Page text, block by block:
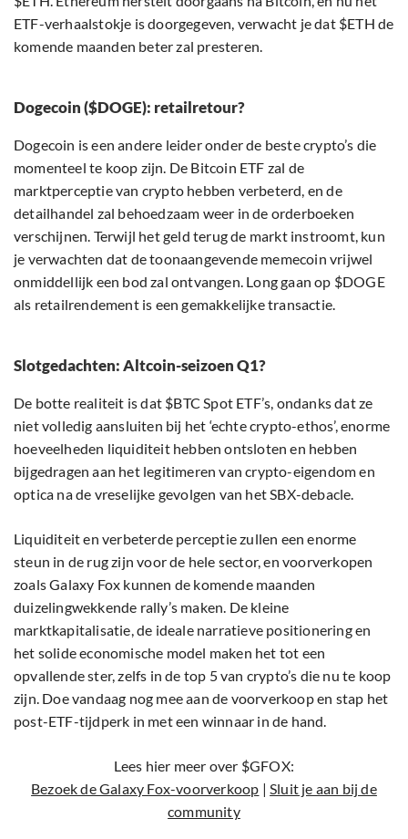
ETF-verhaalstokje is doorgegeven, verwacht je dat $ETH de
komende maanden beter zal presteren.
Dogecoin ($DOGE): retailretour?
Dogecoin is een andere leider onder de beste crypto’s die
momenteel te koop zijn. De Bitcoin ETF zal de
marktperceptie van crypto hebben verbeterd, en de
detailhandel zal behoedzaam weer in de orderboeken
verschijnen. Terwijl het geld terug de markt instroomt, kun
je verwachten dat de toonaangevende memecoin vrijwel
onmiddellijk een bod zal ontvangen. Long gaan op $DOGE
als retailrendement is een gemakkelijke transactie.
Slotgedachten: Altcoin-seizoen Q1?
De botte realiteit is dat $BTC Spot ETF’s, ondanks dat ze
niet volledig aansluiten bij het ‘echte crypto-ethos’, enorme
hoeveelheden liquiditeit hebben ontsloten en hebben
bijgedragen aan het legitimeren van crypto-eigendom en
optica na de vreselijke gevolgen van het SBX-debacle.
Liquiditeit en verbeterde perceptie zullen een enorme
steun in de rug zijn voor de hele sector, en voorverkopen
zoals Galaxy Fox kunnen de komende maanden
duizelingwekkende rally’s maken. De kleine
marktkapitalisatie, de ideale narratieve positionering en
het solide economische model maken het tot een
opvallende ster, zelfs in de top 5 van crypto’s die nu te koop
zijn. Doe vandaag nog mee aan de voorverkoop en stap het
post-ETF-tijdperk in met een winnaar in de hand.
Lees hier meer over $GFOX:
Bezoek de Galaxy Fox-voorverkoop |Sluit je aan bij de
community